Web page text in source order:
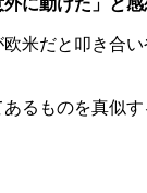
米だと叩き合い
るものを真似